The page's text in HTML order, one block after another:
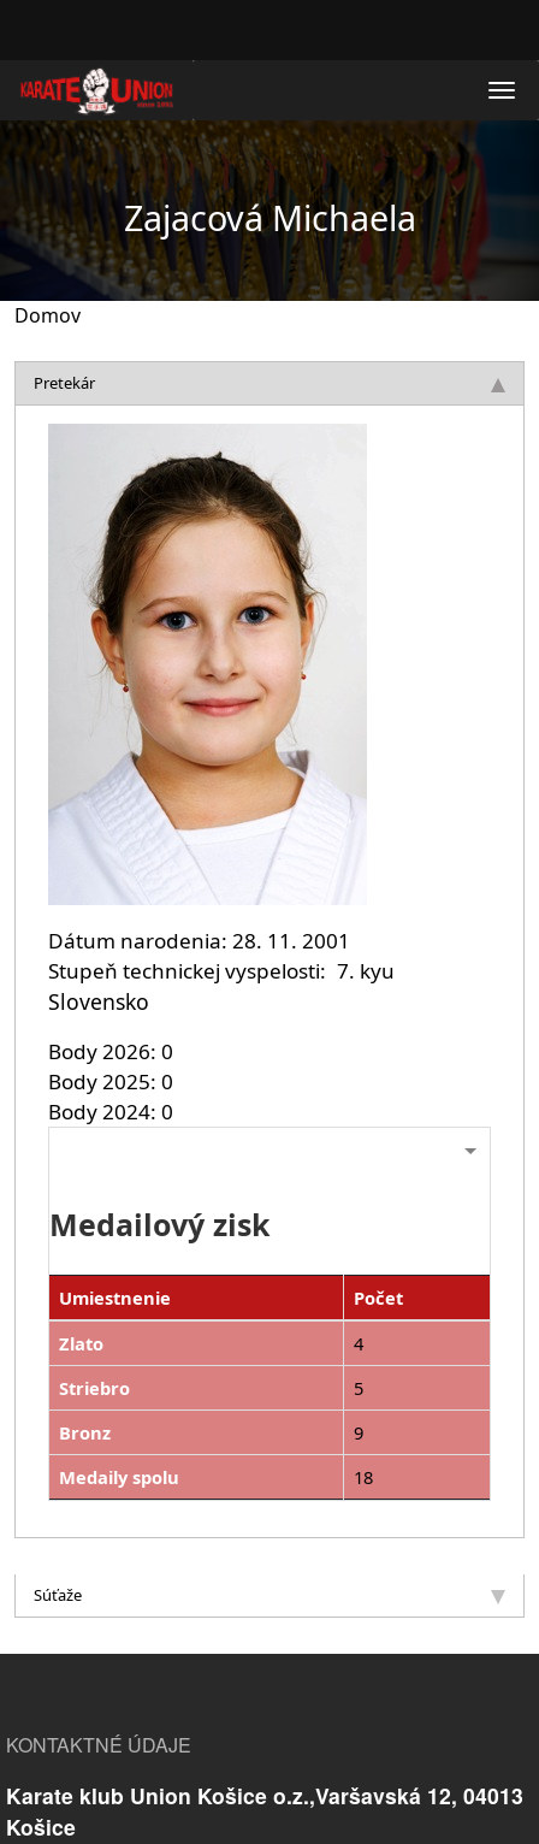
Zajacová Michaela
Domov
Pretekár
Dátum narodenia 28. 11. 2001
Stupeň technickej vyspelosti
7. kyu
Slovensko
Body 2026 0
Body 2025 0
Body 2024 0
Medailový zisk
Umiestnenie
Počet
Zlato
4
Striebro
5
Bronz
9
Medaily spolu
18
Súťaže
KONTAKTNÉ ÚDAJE
Karate klub Union Košice o.z.,Varšavská 12, 04013
Košice